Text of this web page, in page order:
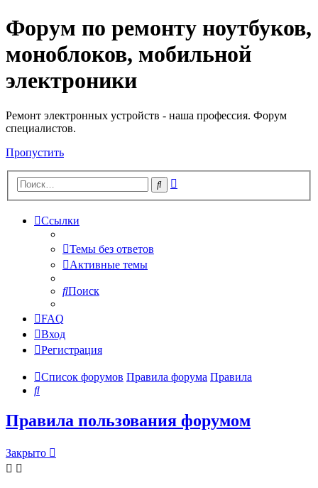
Регистрация
Форум по ремонту ноутбуков,
моноблоков, мобильной
электроники
Ремонт электронных устройств - наша профессия. Форум
специалистов.
Пропустить
Поиск
Ссылки
Темы без ответов
Активные темы
Поиск
FAQ
Вход
Регистрация
Список форумов Правила форума Правила
Поиск
Правила пользования форумом
Закрыто
Закрыто